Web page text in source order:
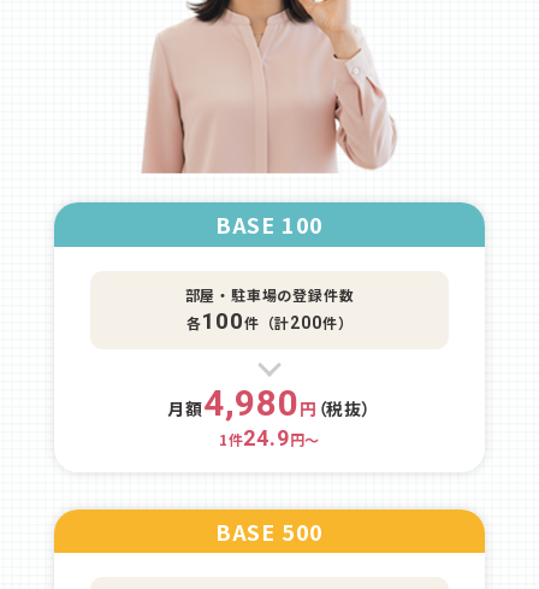
BASE 100
部屋・駐車場の登録件数
各100件（計200件）
月額4,980円 （税抜）
1件24.9円～
BASE 500